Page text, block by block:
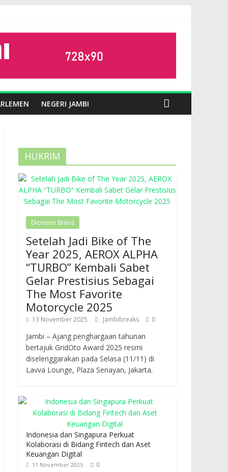
NEGERI JAMBI
HUKRIM
Ekonomi Bisnis
Setelah Jadi Bike of The
Year 2025, AEROX ALPHA
“TURBO” Kembali Sabet
Gelar Prestisius Sebagai
The Most Favorite
Motorcycle 2025
13 November 2025 Jambibreaks 0
Jambi – Ajang penghargaan tahunan
bertajuk GridOto Award 2025 resmi
diselenggarakan pada Selasa (11/11) di
Lavva Lounge, Plaza Senayan, Jakarta.
Indonesia dan Singapura Perkuat
Kolaborasi di Bidang Fintech dan Aset
Keuangan Digital
11 November 2025 0